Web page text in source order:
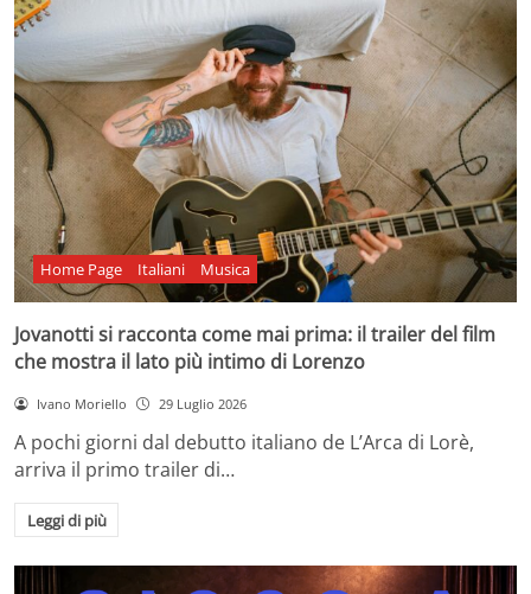
Home Page Italiani Musica
Jovanotti si racconta come mai prima: il trailer del film
che mostra il lato più intimo di Lorenzo
Ivano Moriello 29 Luglio 2026
A pochi giorni dal debutto italiano de L’Arca di Lorè,
arriva il primo trailer di…
Leggi di più